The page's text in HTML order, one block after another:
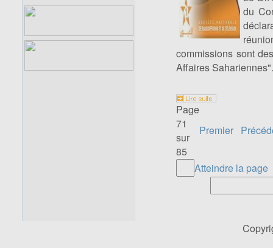
du
commissions sont
Affaires Sahariennes".
Page
71
sur
85
Premier
Atteindre la page